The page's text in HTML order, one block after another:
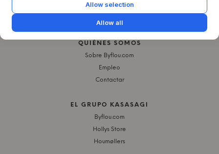
QUIÉNES SOMOS
Sobre Byflou.com
Empleo
Contactar
EL GRUPO KASASAGI
Byflou.com
Hollys Store
Houmøllers
Allow selection
Allow all